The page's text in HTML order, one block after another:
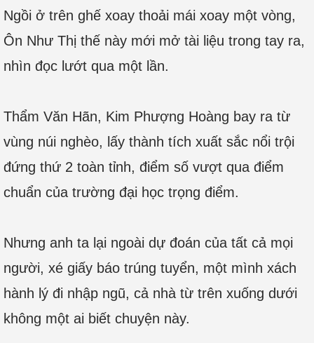
Ngồi ở trên ghế xoay thoải mái xoay một vòng,
Ôn Như Thị thế này mới mở tài liệu trong tay ra,
nhìn đọc lướt qua một lần.
Thẩm Văn Hãn, Kim Phượng Hoàng bay ra từ
vùng núi nghèo, lấy thành tích xuất sắc nổi trội
đứng thứ 2 toàn tỉnh, điểm số vượt qua điểm
chuẩn của trường đại học trọng điểm.
Nhưng anh ta lại ngoài dự đoán của tất cả mọi
người, xé giấy báo trúng tuyển, một mình xách
hành lý đi nhập ngũ, cả nhà từ trên xuống dưới
không một ai biết chuyện này.